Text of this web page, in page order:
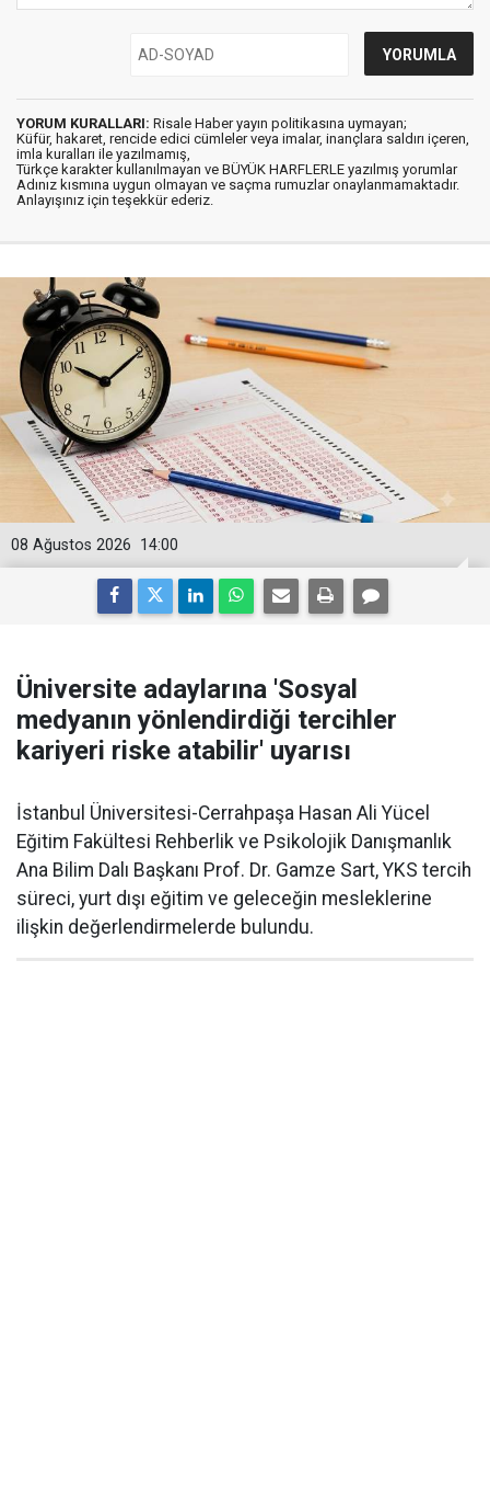
YORUM KURALLARI: Risale Haber yayın politikasına uymayan;
Küfür, hakaret, rencide edici cümleler veya imalar, inançlara saldırı içeren,
imla kuralları ile yazılmamış,
Türkçe karakter kullanılmayan ve BÜYÜK HARFLERLE yazılmış yorumlar
Adınız kısmına uygun olmayan ve saçma rumuzlar onaylanmamaktadır.
Anlayışınız için teşekkür ederiz.
14:00
08 Ağustos 2026
Üniversite adaylarına 'Sosyal
medyanın yönlendirdiği tercihler
kariyeri riske atabilir' uyarısı
İstanbul Üniversitesi-Cerrahpaşa Hasan Ali Yücel
Eğitim Fakültesi Rehberlik ve Psikolojik Danışmanlık
Ana Bilim Dalı Başkanı Prof. Dr. Gamze Sart, YKS tercih
süreci, yurt dışı eğitim ve geleceğin mesleklerine
ilişkin değerlendirmelerde bulundu.